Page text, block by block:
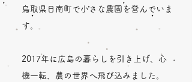
鳥取県日南町で小さな農園を営んでいま
す。
2017年に広島の暮らしを引き上げ、心
機一転、農の世界へ飛び込みました。